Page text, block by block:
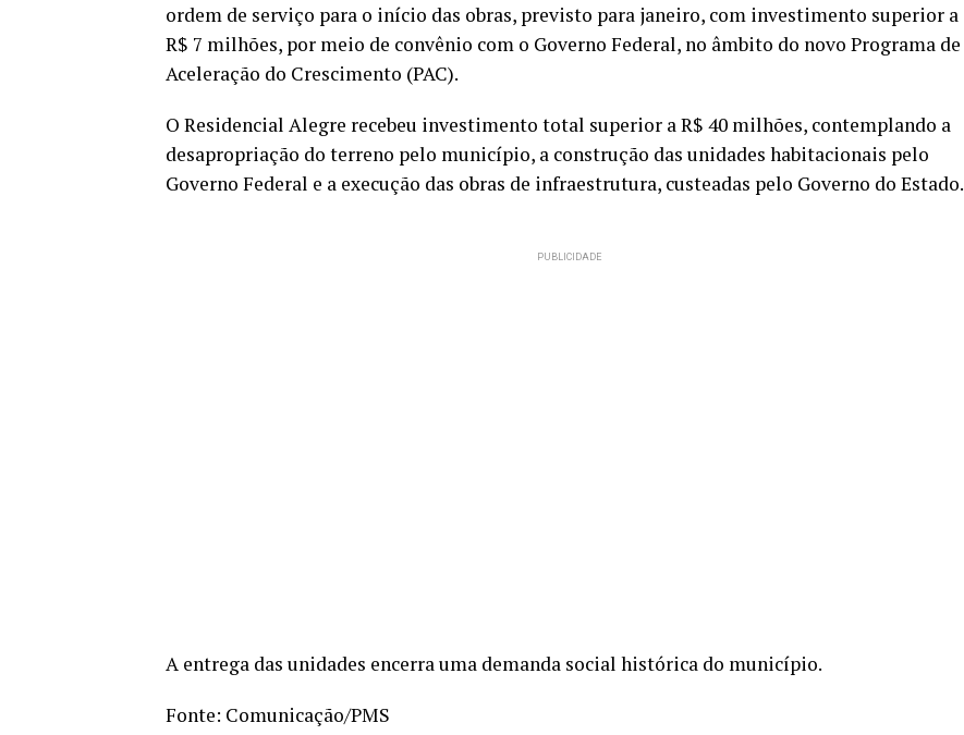
ordem de serviço para o início das obras, previsto para janeiro, com investimento superior a
R$ 7 milhões, por meio de convênio com o Governo Federal, no âmbito do novo Programa de
Aceleração do Crescimento (PAC).
O Residencial Alegre recebeu investimento total superior a R$ 40 milhões, contemplando a
desapropriação do terreno pelo município, a construção das unidades habitacionais pelo
Governo Federal e a execução das obras de infraestrutura, custeadas pelo Governo do Estado.
A entrega das unidades encerra uma demanda social histórica do município.
Fonte: Comunicação/PMS